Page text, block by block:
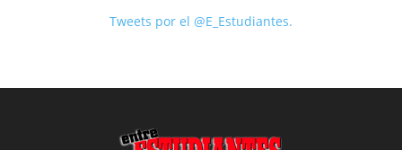
Tweets por el @E_Estudiantes.